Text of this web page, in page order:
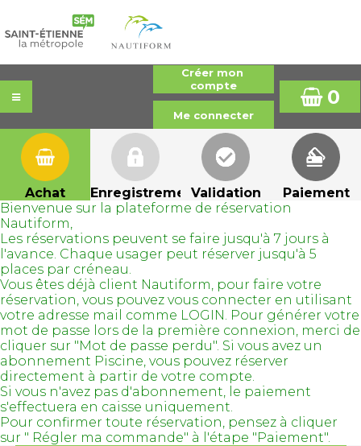
0
Achat EnregistrementValidation
Paiement
Bienvenue sur la plateforme de réservation
Nautiform,
Les réservations peuvent se faire jusqu'à 7 jours à
l'avance. Chaque usager peut réserver jusqu'à 5
places par créneau.
Vous êtes déjà client Nautiform, pour faire votre
réservation, vous pouvez vous connecter en utilisant
votre adresse mail comme LOGIN. Pour générer votre
mot de passe lors de la première connexion, merci de
cliquer sur "Mot de passe perdu". Si vous avez un
abonnement Piscine, vous pouvez réserver
directement à partir de votre compte.
Si vous n'avez pas d'abonnement, le paiement
s'effectuera en caisse uniquement.
Pour confirmer toute réservation, pensez à cliquer
sur " Régler ma commande" à l'étape "Paiement".